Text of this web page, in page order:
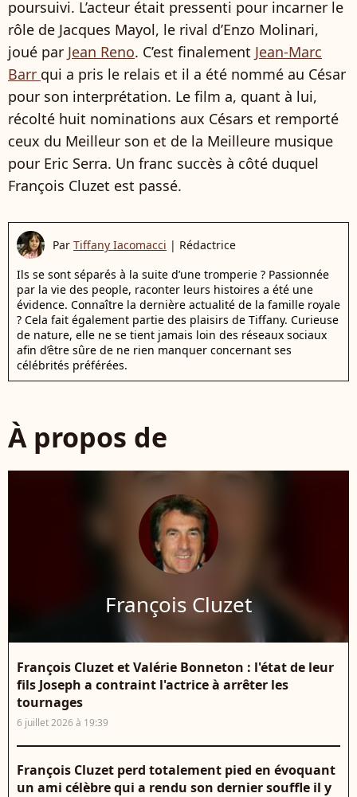
poursuivi. L’acteur était pressenti pour incarner le
rôle de Jacques Mayol, le rival d’Enzo Molinari,
joué par Jean Reno. C’est finalement Jean-Marc
Barr qui a pris le relais et il a été nommé au César
pour son interprétation. Le film a, quant à lui,
récolté huit nominations aux Césars et remporté
ceux du Meilleur son et de la Meilleure musique
pour Eric Serra. Un franc succès à côté duquel
François Cluzet est passé.
Par Tiffany Iacomacci | Rédactrice
Ils se sont séparés à la suite d’une tromperie ? Passionnée
par la vie des people, raconter leurs histoires a été une
évidence. Connaître la dernière actualité de la famille royale
? Cela fait également partie des plaisirs de Tiffany. Curieuse
de nature, elle ne se tient jamais loin des réseaux sociaux
afin d’être sûre de ne rien manquer concernant ses
célébrités préférées.
À propos de
François Cluzet
François Cluzet et Valérie Bonneton : l'état de leur
fils Joseph a contraint l'actrice à arrêter les
tournages
6 juillet 2026 à 19:39
François Cluzet perd totalement pied en évoquant
un ami célèbre qui a rendu son dernier souffle il y